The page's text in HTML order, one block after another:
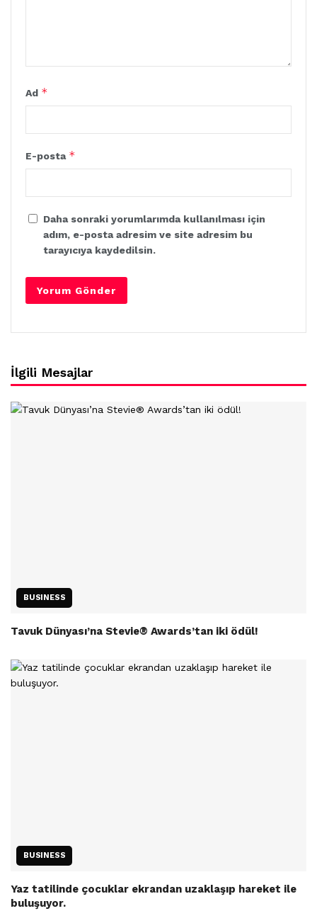
Ad *
E-posta *
Daha sonraki yorumlarımda kullanılması için
adım, e-posta adresim ve site adresim bu
tarayıcıya kaydedilsin.
İlgili Mesajlar
BUSINESS
Tavuk Dünyası’na Stevie® Awards’tan iki ödül!
BUSINESS
Yaz tatilinde çocuklar ekrandan uzaklaşıp hareket ile
buluşuyor.